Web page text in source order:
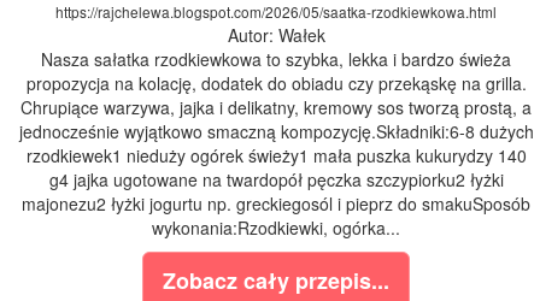
https://rajchelewa.blogspot.com/2026/05/saatka-rzodkiewkowa.html
Autor: Wałek
Nasza sałatka rzodkiewkowa to szybka, lekka i bardzo świeża
propozycja na kolację, dodatek do obiadu czy przekąskę na grilla.
Chrupiące warzywa, jajka i delikatny, kremowy sos tworzą prostą, a
jednocześnie wyjątkowo smaczną kompozycję.Składniki:6-8 dużych
rzodkiewek1 nieduży ogórek świeży1 mała puszka kukurydzy 140
g4 jajka ugotowane na twardopół pęczka szczypiorku2 łyżki
majonezu2 łyżki jogurtu np. greckiegosól i pieprz do smakuSposób
wykonania:Rzodkiewki, ogórka...
Zobacz cały przepis...